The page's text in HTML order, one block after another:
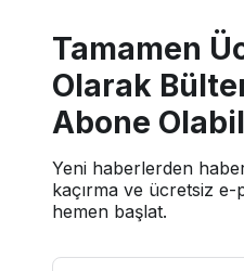
Tamamen
Olarak
Abone
Yeni haberlerden
kaçırma ve ücretsiz
hemen başlat.